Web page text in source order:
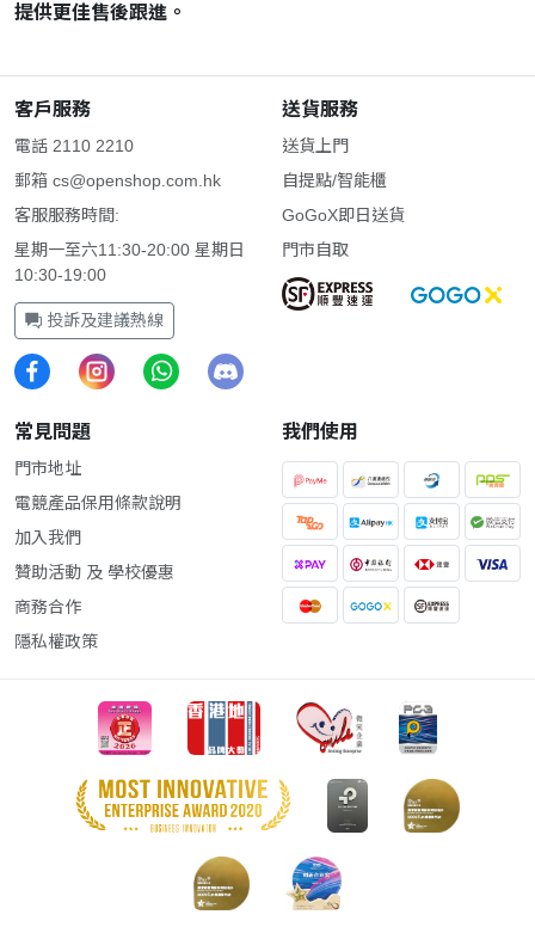
提供更佳售後跟進。
客戶服務
電話 2110 2210
郵箱 cs@openshop.com.hk
客服服務時間:
星期一至六11:30-20:00 星期日
10:30-19:00
投訴及建議熱線
送貨服務
送貨上門
自提點/智能櫃
GoGoX即日送貨
門市自取
常見問題
門市地址
電競產品保用條款說明
加入我們
贊助活動 及 學校優惠
商務合作
隱私權政策
我們使用